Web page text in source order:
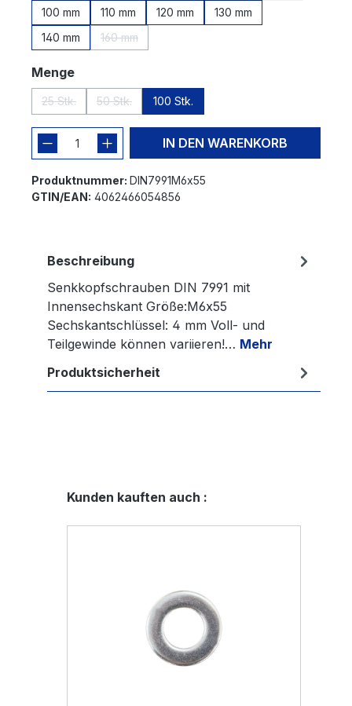
100 mm
110 mm 120 mm
130 mm
140 mm
160 mm
Mengeauswählen
25 Stk. 50 Stk. 100 Stk.
IN DEN WARENKORB
Produktnummer: DIN7991M6x55
GTIN/EAN: 4062466054856
Beschreibung
Senkkopfschrauben DIN 7991 mit
Innensechskant Größe:M6x55
Sechskantschlüssel: 4 mm Voll- und
Teilgewinde können variieren!… Mehr
Produktsicherheit
Produktgalerie überspringen
Kunden kauften auch :